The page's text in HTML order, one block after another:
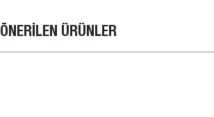
ÖNERİLEN ÜRÜNLER